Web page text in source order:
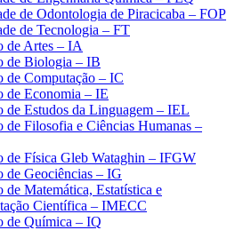
de Odontologia de Piracicaba – FOP
de Tecnologia – FT
de Artes – IA
de Biologia – IB
de Computação – IC
de Economia – IE
de Estudos da Linguagem – IEL
de Filosofia e Ciências Humanas –
de Física Gleb Wataghin – IFGW
de Geociências – IG
de Matemática, Estatística e
Científica – IMECC
de Química – IQ